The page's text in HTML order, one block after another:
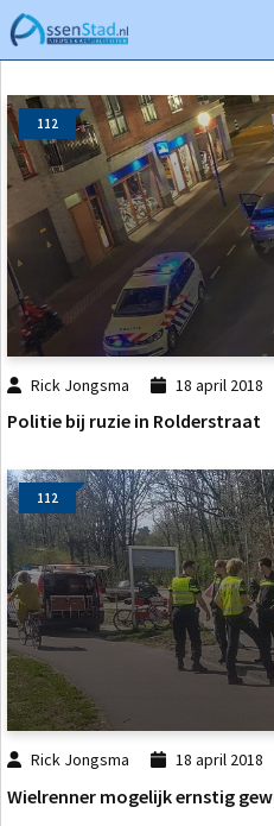
112
Rick Jongsma 18 april 2018
Politie bij ruzie in Rolderstraat
112
Rick Jongsma 18 april 2018
Wielrenner mogelijk ernstig